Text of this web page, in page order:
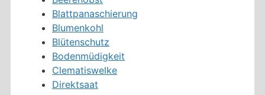
Blattpanaschierung
Blumenkohl
Blütenschutz
Bodenmüdigkeit
Clematiswelke
Direktsaat